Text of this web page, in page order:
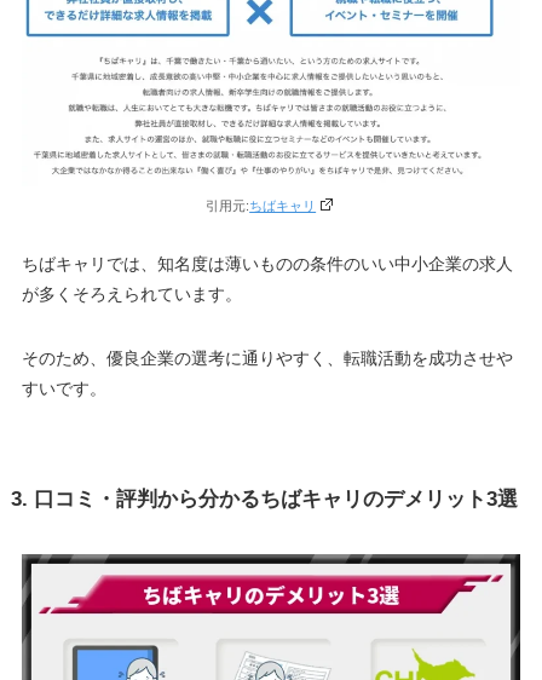
引用元:ちばキャリ
ちばキャリでは、知名度は薄いものの条件のいい中小企業の求人
が多くそろえられています。
そのため、優良企業の選考に通りやすく、転職活動を成功させや
すいです。
3. 口コミ・評判から分かるちばキャリのデメリット3選